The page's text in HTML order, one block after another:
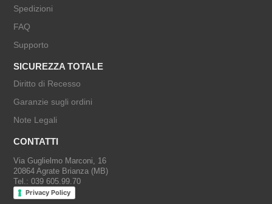
Spedizioni
FAQ
Supporto
SICUREZZA TOTALE
Diritto di Recesso
Garanzie sugli ordini
Note Legali
CONTATTI
Via Guglielmo Marconi, 16
20864 Agrate Brianza (MB)
Tel.: 039 605.99.70
Privacy Policy